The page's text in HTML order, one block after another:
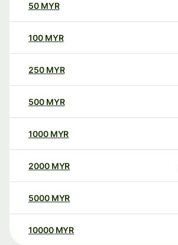
50 MYR
100 MYR
250 MYR
500 MYR
1000 MYR
2000 MYR
5000 MYR
10000 MYR